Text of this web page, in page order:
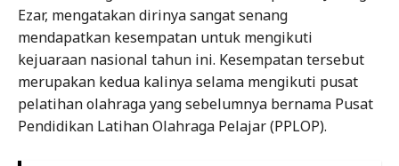
Ezar, mengatakan dirinya sangat senang
mendapatkan kesempatan untuk mengikuti
kejuaraan nasional tahun ini. Kesempatan tersebut
merupakan kedua kalinya selama mengikuti pusat
pelatihan olahraga yang sebelumnya bernama Pusat
Pendidikan Latihan Olahraga Pelajar (PPLOP).